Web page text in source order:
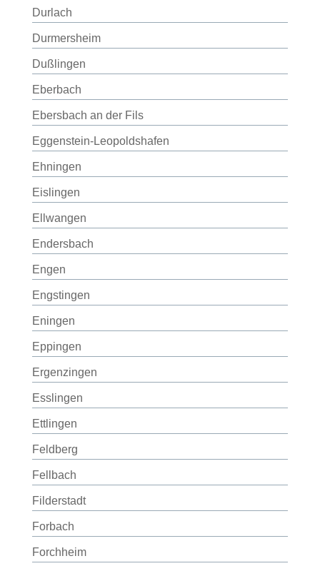
Durlach
Durmersheim
Dußlingen
Eberbach
Ebersbach an der Fils
Eggenstein-Leopoldshafen
Ehningen
Eislingen
Ellwangen
Endersbach
Engen
Engstingen
Eningen
Eppingen
Ergenzingen
Esslingen
Ettlingen
Feldberg
Fellbach
Filderstadt
Forbach
Forchheim